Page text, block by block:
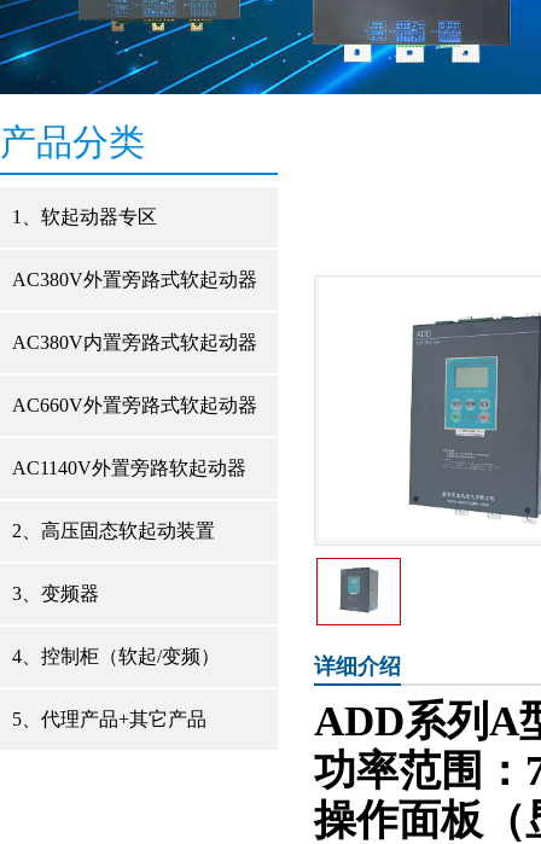
产品分类
1、软起动器专区
AC380V外置旁路式软起动器
AC380V内置旁路式软起动器
AC660V外置旁路式软起动器
AC1140V外置旁路软起动器
2、高压固态软起动装置
3、变频器
4、控制柜（软起/变频）
5、代理产品+其它产品
详细介绍
ADD系列A
功率范围：
操作面板（